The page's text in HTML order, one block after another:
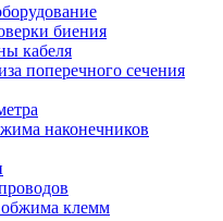
биения
кабеля
поперечного сечения
наконечников
клемм